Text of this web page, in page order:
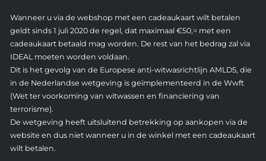
Wanneer u via de webshop met een cadeaukaart wilt betalen
geldt sinds 1 juli 2020 de regel, dat maximaal €50,= met een
cadeaukaart betaald mag worden. De rest van het bedrag zal via
IDEAL moeten worden voldaan.
Dit is het gevolg van de Europese anti-witwasrichtlijn AMLD5, die
in de Nederlandse wetgeving is geïmplementeerd in de Wwft
(Wet ter voorkoming van witwassen en financiering van
terrorisme).
De wetgeving heeft uitsluitend betrekking op aankopen via de
website en dus niet wanneer u in de winkel met een cadeaukaart
wilt betalen.